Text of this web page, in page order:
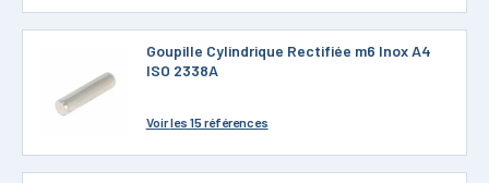
Goupille Cylindrique Rectifiée m6 Inox A4
ISO 2338A
Voirles 15 références